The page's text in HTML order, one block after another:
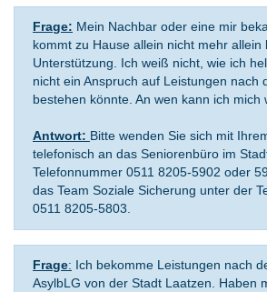
Frage: Mein Nachbar oder eine mir
kommt zu Hause allein nicht mehr
Unterstützung. Ich weiß nicht, wie ich
nicht ein Anspruch auf Leistungen nach
bestehen könnte. An wen kann ich mich
Antwort: Bitte wenden Sie sich mit
telefonisch an das Seniorenbüro im
Telefonnummer 0511 8205-5902 oder
das Team Soziale Sicherung unter der
0511 8205-5803.
Frage: Ich bekomme Leistungen nach
AsylbLG von der Stadt Laatzen. Haben